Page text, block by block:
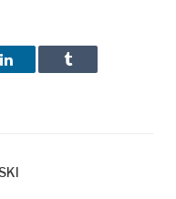
LinkedInTumblr